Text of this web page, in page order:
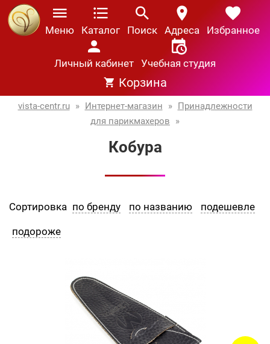
Меню Каталог Поиск Адреса Избранное
Личный кабинет Учебная студия
Корзина
vista-centr.ru » Интернет-магазин » Принадлежности
для парикмахеров
»
Кобура
Сортировка по бренду по названию подешевле
подороже